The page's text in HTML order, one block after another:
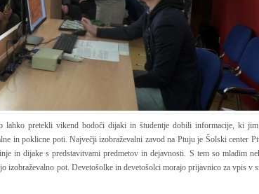
lahko pretekli vikend bodoči dijaki in študentje dobili informacije, ki
in poklicne poti. Največji izobraževalni zavod na Ptuju je Šolski center
in dijake s predstavitvami predmetov in dejavnosti. S tem so mladim
izobraževalno pot. Devetošolke in devetošolci morajo prijavnico za vpis v